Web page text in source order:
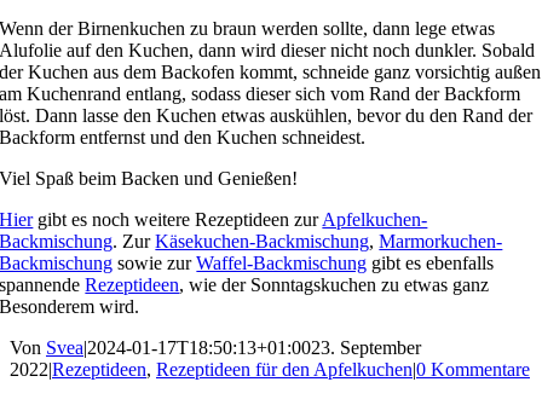
Wenn der Birnenkuchen zu braun werden sollte, dann lege etwas
Alufolie auf den Kuchen, dann wird dieser nicht noch dunkler. Sobald
der Kuchen aus dem Backofen kommt, schneide ganz vorsichtig außen
am Kuchenrand entlang, sodass dieser sich vom Rand der Backform
löst. Dann lasse den Kuchen etwas auskühlen, bevor du den Rand der
Backform entfernst und den Kuchen schneidest.
Viel Spaß beim Backen und Genießen!
Hiergibt es noch weitere Rezeptideen zurApfelkuchen-
Backmischung. ZurKäsekuchen-Backmischung,Marmorkuchen-
Backmischung sowie zurWaffel-Backmischung gibt es ebenfalls
spannendeRezeptideen, wie der Sonntagskuchen zu etwas ganz
Besonderem wird.
Von Svea|2024-01-17T18:50:13+01:0023. September
2022|Rezeptideen, Rezeptideen für den Apfelkuchen|0 Kommentare